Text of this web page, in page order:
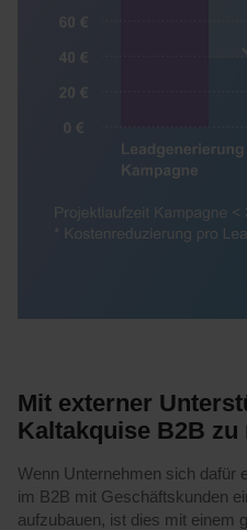
Mit externer
Kaltakquise B2B zu
Wenn Unternehmen sich dafür
im B2B mit Geschäftskunden
aufzubauen, ist dies mit einem